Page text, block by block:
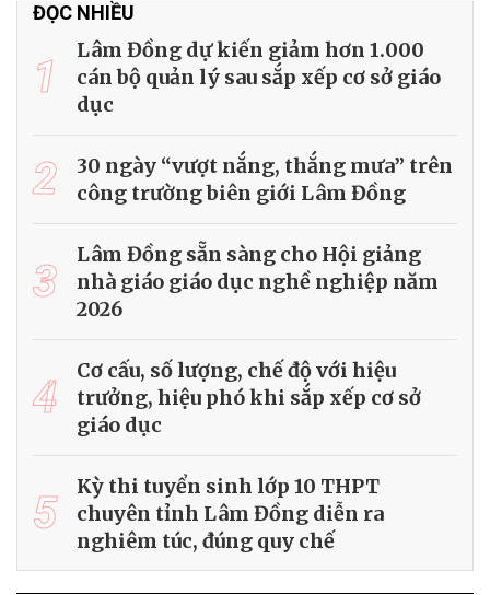
ĐỌC NHIỀU
1
Lâm Đồng dự kiến giảm hơn 1.000
cán bộ quản lý sau sắp xếp cơ sở giáo
dục
2
30 ngày “vượt nắng, thắng mưa” trên
công trường biên giới Lâm Đồng
3
Lâm Đồng sẵn sàng cho Hội giảng
nhà giáo giáo dục nghề nghiệp năm
2026
4
Cơ cấu, số lượng, chế độ với hiệu
trưởng, hiệu phó khi sắp xếp cơ sở
giáo dục
5
Kỳ thi tuyển sinh lớp 10 THPT
chuyên tỉnh Lâm Đồng diễn ra
nghiêm túc, đúng quy chế